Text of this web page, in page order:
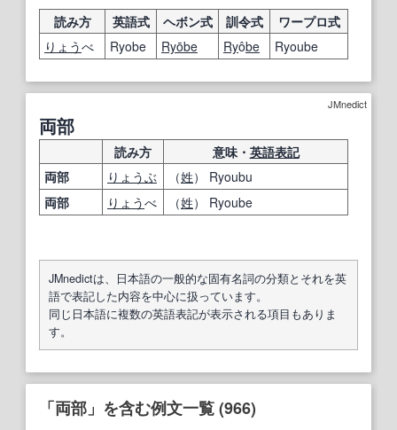
読み方
英語式 ヘボン式 訓令式
ワープロ式
りょうべ Ryobe Ryōbe Ryôbe Ryoube
JMnedict
両部
読み方 意味・ 英語表記
両部
りょうぶ （姓） Ryoubu
両部
りょうべ （姓） Ryoube
JMnedictは、日本語の一般的な固有名詞の分類とそれを英
語で表記した内容を中心に扱っています。
同じ日本語に複数の英語表記が表示される項目もありま
す。
「両部」を含む例文一覧 (966)